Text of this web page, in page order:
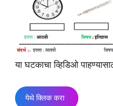
या घटकाचा व्हिडिओ
येथे क्लिक करा